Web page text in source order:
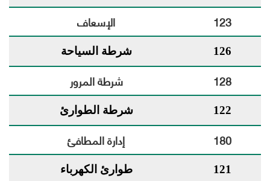
123 الإسعاف
126 شرطة السياحة
128 شرطة المرور
122 شرطة الطوارئ
180 إدارة المطافئ
121 طوارئ الكهرباء